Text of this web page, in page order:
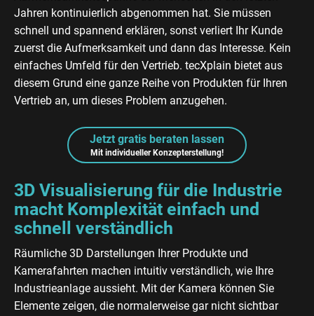
Jahren kontinuierlich abgenommen hat. Sie müssen
schnell und spannend erklären, sonst verliert Ihr Kunde
zuerst die Aufmerksamkeit und dann das Interesse. Kein
einfaches Umfeld für den Vertrieb. tecXplain bietet aus
diesem Grund eine ganze Reihe von Produkten für Ihren
Vertrieb an, um dieses Problem anzugehen.
Jetzt gratis beraten lassen
Mit individueller Konzepterstellung!
3D Visualisierung für die Industrie
macht Komplexität einfach und
schnell verständlich
Räumliche 3D Darstellungen Ihrer Produkte und
Kamerafahrten machen intuitiv verständlich, wie Ihre
Industrieanlage aussieht. Mit der Kamera können Sie
Elemente zeigen, die normalerweise gar nicht sichtbar